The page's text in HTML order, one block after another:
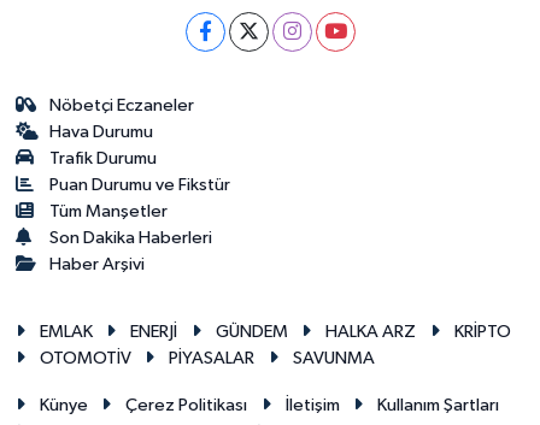
Nöbetçi Eczaneler
Hava Durumu
Trafik Durumu
Puan Durumu ve Fikstür
Tüm Manşetler
Son Dakika Haberleri
Haber Arşivi
EMLAK ENERJİ GÜNDEM HALKA ARZ
KRİPTO
OTOMOTİV
PİYASALAR SAVUNMA
Künye Çerez Politikası İletişim
Kullanım Şartları